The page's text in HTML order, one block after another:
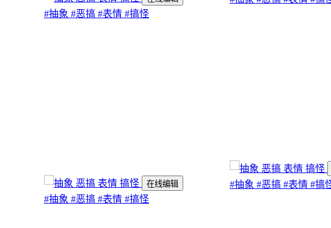
#抽象 #恶搞 #表情 #搞怪
#抽象 #恶搞 #表情 #搞
在线编辑
#抽象 #恶搞 #表情 #搞怪